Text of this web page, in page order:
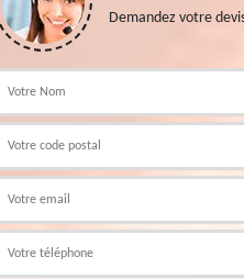
Demandez votre